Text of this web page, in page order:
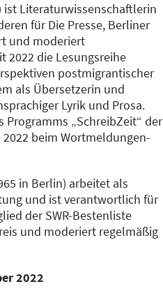
ist Literaturwissenschaftlerin
für Die Presse, Berliner
und moderiert
2022 die Lesungsreihe
postmigrantischer
als Übersetzerin und
Lyrik und Prosa.
Programms „SchreibZeit“ der
beim Wortmeldungen-
in Berlin) arbeitet als
und ist verantwortlich für
der SWR-Bestenliste
und moderiert regelmäßig
2022